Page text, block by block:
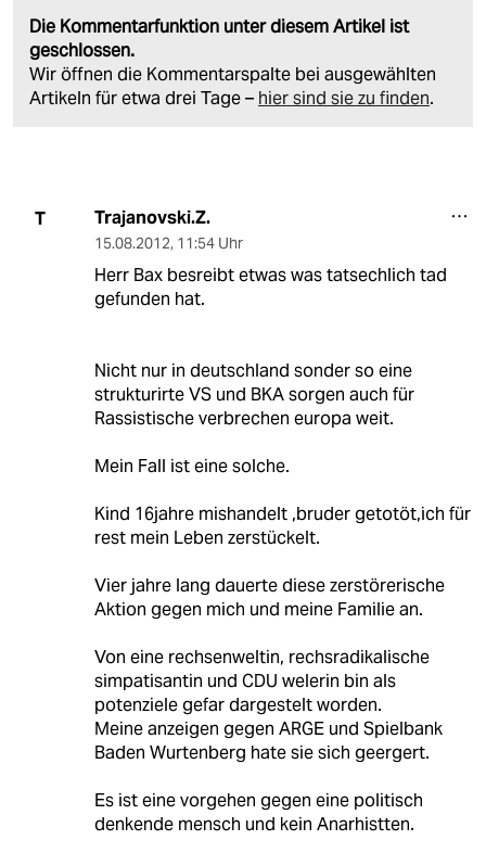
Die Kommentarfunktion unter diesem Artikel ist
geschlossen.
Wir öffnen die Kommentarspalte bei ausgewählten
Artikeln für etwa drei Tage – hier sind sie zu finden.
T Trajanovski.Z.
15.08.2012, 11:54 Uhr
Herr Bax besreibt etwas was tatsechlich tad
gefunden hat.
Nicht nur in deutschland sonder so eine
strukturirte VS und BKA sorgen auch für
Rassistische verbrechen europa weit.
Mein Fall ist eine solche.
Kind 16jahre mishandelt ,bruder getotöt,ich für
rest mein Leben zerstückelt.
Vier jahre lang dauerte diese zerstörerische
Aktion gegen mich und meine Familie an.
Von eine rechsenweltin, rechsradikalische
simpatisantin und CDU welerin bin als
potenziele gefar dargestelt worden.
Meine anzeigen gegen ARGE und Spielbank
Baden Wurtenberg hate sie sich geergert.
Es ist eine vorgehen gegen eine politisch
denkende mensch und kein Anarhistten.